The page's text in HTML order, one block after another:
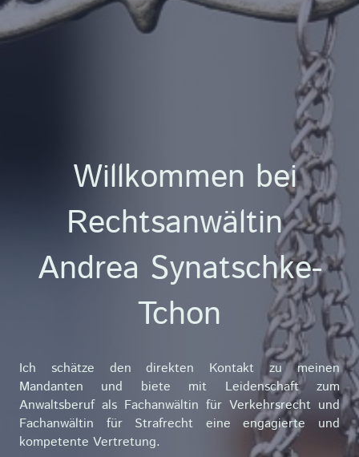
Willkommen bei
Rechtsanwältin
Andrea Synatschke-
Tchon
Ich schätze den direkten Kontakt zu meinen
Mandanten und biete mit Leidenschaft zum
Anwaltsberuf als Fachanwältin für Verkehrsrecht und
Fachanwältin für Strafrecht eine engagierte und
kompetente Vertretung.